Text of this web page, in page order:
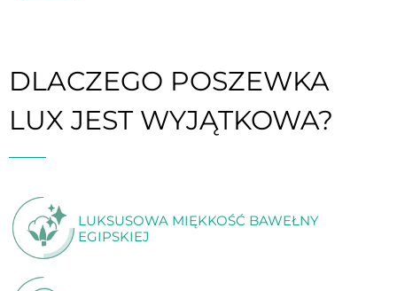
DLACZEGO POSZEWKA
LUX JEST WYJĄTKOWA?
LUKSUSOWA MIĘKKOŚĆ BAWEŁNY
EGIPSKIEJ